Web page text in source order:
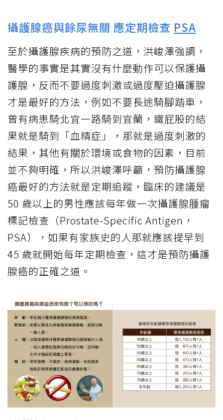
攝護腺癌與餘尿無關 應定期檢查 PSA
至於攝護腺疾病的預防之道，洪峻澤強調，
醫學的事實是其實沒有什麼動作可以保護攝
護腺，反而不要過度刺激或過度壓迫攝護腺
才是最好的方法，例如不要長途騎腳踏車，
曾有病患騎北宜一路騎到宜蘭，鐵屁股的結
果就是騎到「血精症」，那就是過度刺激的
結果，其他有關於環境或食物的因素，目前
並不夠明確，所以洪峻澤呼籲，預防攝護腺
癌最好的方法就是定期追蹤，臨床的建議是
50 歲以上的男性應該每年做一次攝護腺腫瘤
標記檢查（Prostate-Specific Antigen，
PSA），如果有家族史的人那就應該提早到
45 歲就開始每年定期檢查，這才是預防攝護
腺癌的正確之道。